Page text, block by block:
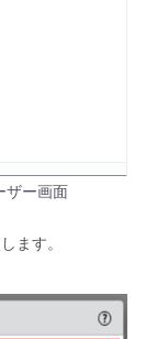
ザー画面
ます。